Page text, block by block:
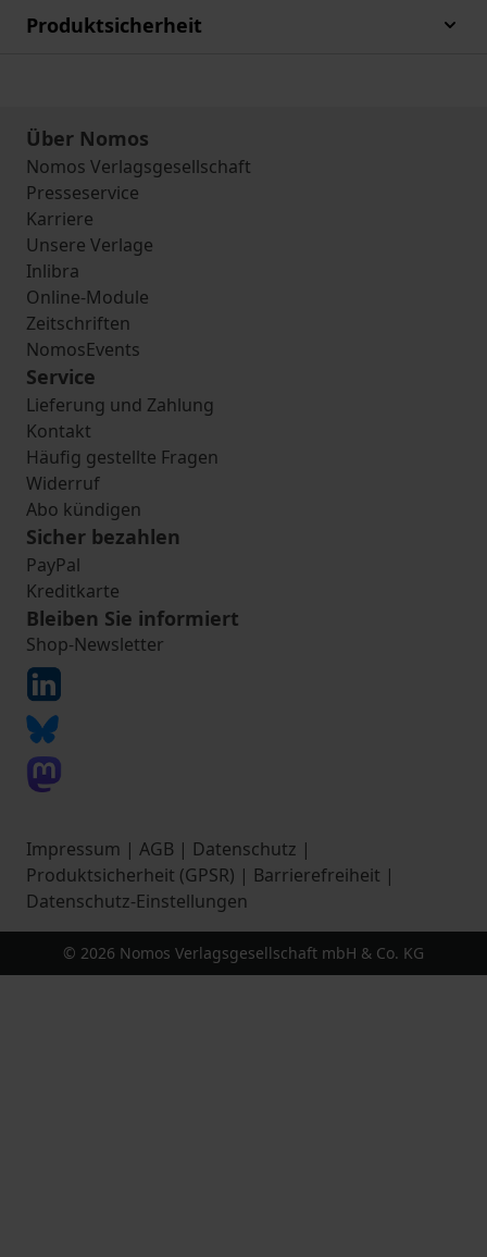
Produktsicherheit
Über Nomos
Nomos Verlagsgesellschaft
Presseservice
Karriere
Unsere Verlage
Inlibra
Online-Module
Zeitschriften
NomosEvents
Service
Lieferung und Zahlung
Kontakt
Häufig gestellte Fragen
Widerruf
Abo kündigen
Sicher bezahlen
PayPal
Kreditkarte
Bleiben Sie informiert
Shop-Newsletter
Impressum | AGB | Datenschutz |
Produktsicherheit (GPSR) | Barrierefreiheit |
Datenschutz-Einstellungen
© 2026 Nomos Verlagsgesellschaft mbH & Co. KG